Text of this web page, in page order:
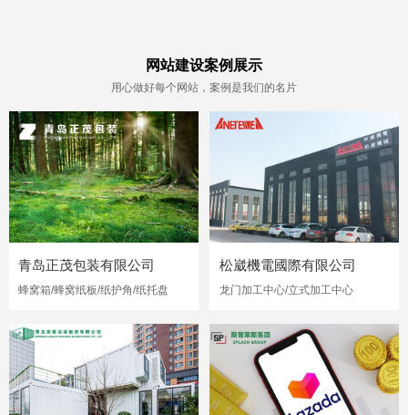
网站建设案例展示
用心做好每个网站，案例是我们的名片
青岛正茂包装有限公司
蜂窝箱/蜂窝纸板/纸护角/纸托盘
松崴機電國際有限公司
龙门加工中心/立式加工中心